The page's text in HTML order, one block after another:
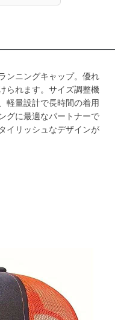
ンニングキャップ。優れ
られます。サイズ調整機
軽量設計で長時間の着用
グに最適なパートナーで
イリッシュなデザインが